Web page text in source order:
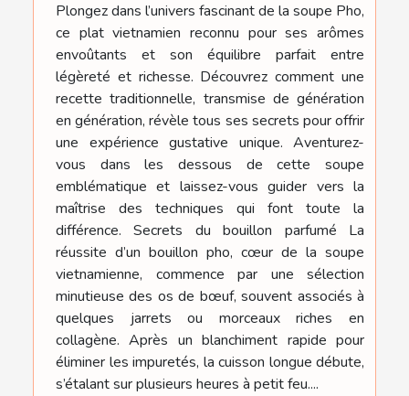
Plongez dans l’univers fascinant de la soupe Pho,
ce plat vietnamien reconnu pour ses arômes
envoûtants et son équilibre parfait entre
légèreté et richesse. Découvrez comment une
recette traditionnelle, transmise de génération
en génération, révèle tous ses secrets pour offrir
une expérience gustative unique. Aventurez-
vous dans les dessous de cette soupe
emblématique et laissez-vous guider vers la
maîtrise des techniques qui font toute la
différence. Secrets du bouillon parfumé La
réussite d’un bouillon pho, cœur de la soupe
vietnamienne, commence par une sélection
minutieuse des os de bœuf, souvent associés à
quelques jarrets ou morceaux riches en
collagène. Après un blanchiment rapide pour
éliminer les impuretés, la cuisson longue débute,
s’étalant sur plusieurs heures à petit feu....